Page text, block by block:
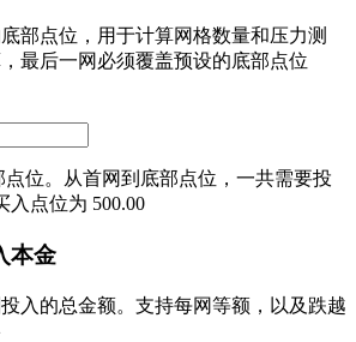
部点位，用于计算网格数量和压力测
最后一网必须覆盖预设的底部点位
点位。从首网到底部点位，一共需要投
入点位为 500.00
本金
入的总金额。支持每网等额，以及跌越